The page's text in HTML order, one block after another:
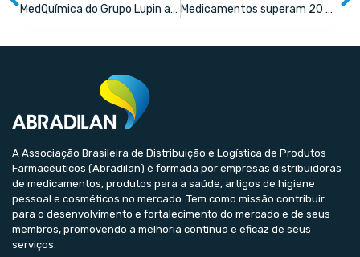
MedQuímica do Grupo Lupin apresenta nova identidade visual nas embalagens dos medicamentos Medicamentos superam 20 mi de unidades vendidas
A Associação Brasileira de Distribuição e Logística de Produtos
Farmacêuticos (Abradilan) é formada por empresas distribuidoras
de medicamentos, produtos para a saúde, artigos de higiene
pessoal e cosméticos no mercado. Tem como missão contribuir
para o desenvolvimento e fortalecimento do mercado e de seus
membros, promovendo a melhoria contínua e eficaz de seus
serviços.